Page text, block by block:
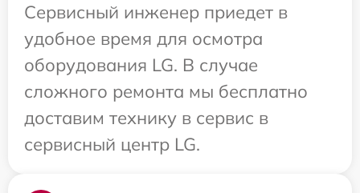
Сервисный инженер приедет в
удобное время для осмотра
оборудования LG. В случае
сложного ремонта мы бесплатно
доставим технику в сервис в
сервисный центр LG.